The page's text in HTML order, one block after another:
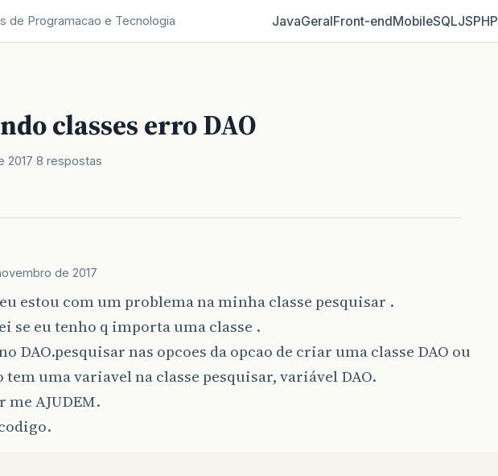
de Programacao e Tecnologia JavaGeralFront‑endMobileSQLJSPHP
classes erro DAO
2017 8 respostas
de 2017
estou com um problema na minha classe pesquisar .
se eu tenho q importa uma classe .
DAO.pesquisar nas opcoes da opcao de criar uma classe DAO ou
tem uma variavel na classe pesquisar, variável DAO.
me AJUDEM.